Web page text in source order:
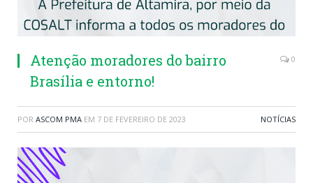
Atenção moradores do bairro
Brasília e entorno!
0
POR ASCOM PMA EM 7 DE FEVEREIRO DE 2023 NOTÍCIAS